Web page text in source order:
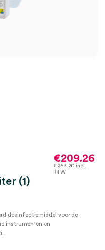
(1)
€209.26
€253.20incl.
BTW
desinfectiemiddel voor de
instrumenten en